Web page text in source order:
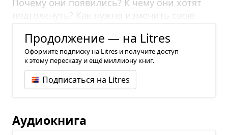
подтолкнуть? Как нужно изменить свою
Продолжение — на Litres
Оформите подписку на Litres и получите доступ
к этому пересказу и ещё миллиону книг.
Подписаться на Litres
Аудиокнига